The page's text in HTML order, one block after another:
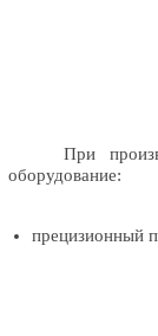
При
оборудование:
прецизионный